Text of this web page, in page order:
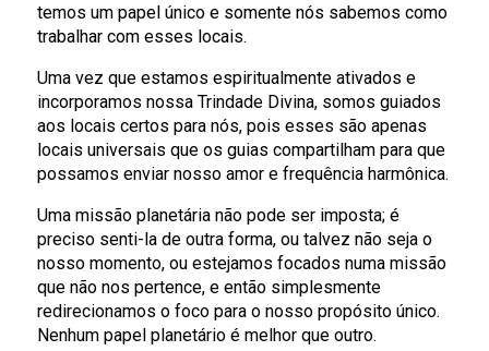
temos um papel único e somente nós sabemos como
trabalhar com esses locais.
Uma vez que estamos espiritualmente ativados e
incorporamos nossa Trindade Divina, somos guiados
aos locais certos para nós, pois esses são apenas
locais universais que os guias compartilham para que
possamos enviar nosso amor e frequência harmônica.
Uma missão planetária não pode ser imposta; é
preciso senti-la de outra forma, ou talvez não seja o
nosso momento, ou estejamos focados numa missão
que não nos pertence, e então simplesmente
redirecionamos o foco para o nosso propósito único.
Nenhum papel planetário é melhor que outro.